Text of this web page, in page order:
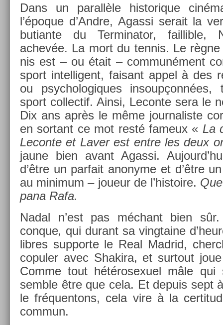
Dans un para­llèle his­torique
l’époque d’Andre, Agas­si serait la
butian­te du Ter­minator, fail­lible,
achevée. La mort du ten­nis. Le
nis est – ou était – com­muné­ment
sport in­tel­ligent, faisant appel à des
ou psyc­hologiques in­soup­çonnées,
sport col­lec­tif. Ainsi, Lecon­te sera le
Dix ans après le même jour­nalis­te
en sor­tant ce mot resté fameux « La
Lecon­te et Laver est entre les deux
jaune bien avant Agas­si.
d’être un par­fait an­onyme et d’être
au mini­mum – joueur de l’his­toire.
pana Rafa.
Nadal n’est pas méchant bien
conque, qui durant sa vingtaine
li­bres sup­por­te le Real Mad­rid,
co­pul­er avec Shakira, et sur­tout
Comme tout hétérosexuel mâle
semble être que cela. Et de­puis sept
le fréquen­tons, cela vire à la
com­mun.